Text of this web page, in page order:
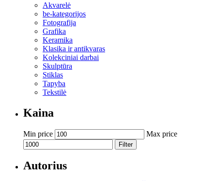
Akvarelė
be-kategorijos
Fotografija
Grafika
Keramika
Klasika ir antikvaras
Kolekciniai darbai
Skulptūra
Stiklas
Tapyba
Tekstilė
Kaina
Min price Max price
Filter
Autorius